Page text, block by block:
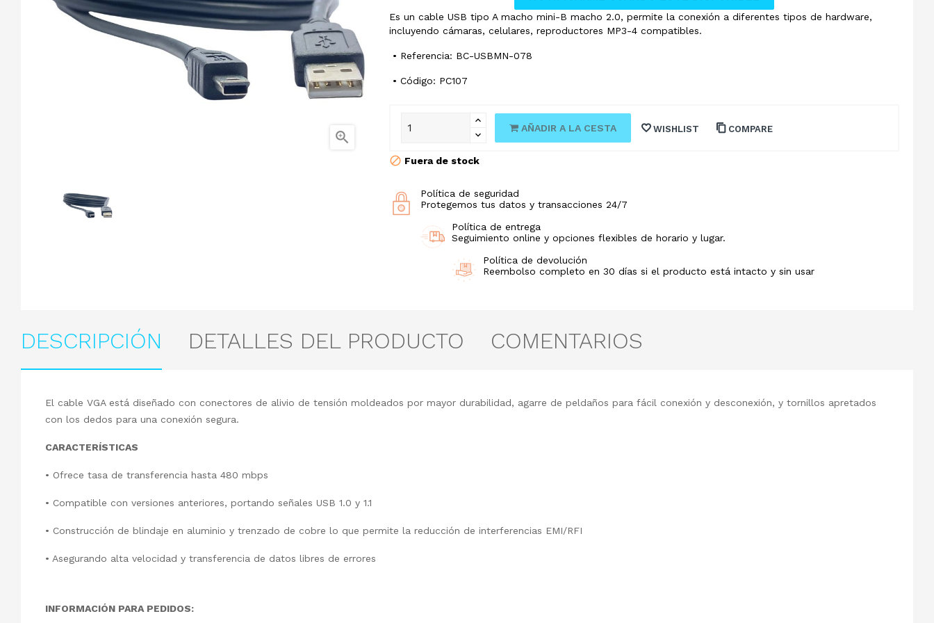

Es un cable USB tipo A macho mini-B macho 2.0, permite la conexión a diferentes tipos de hardware,
incluyendo cámaras, celulares, reproductores MP3-4 compatibles.
• Referencia: BC-USBMN-078
• Código: PC107
AÑADIR A LA CESTA WISHLIST COMPARE
Fuera de stock
Política de seguridad
Protegemos tus datos y transacciones 24/7
Política de entrega
Seguimiento online y opciones flexibles de horario y lugar.
Política de devolución
Reembolso completo en 30 días si el producto está intacto y sin usar
DESCRIPCIÓN DETALLES DEL PRODUCTO COMENTARIOS
El cable VGA está diseñado con conectores de alivio de tensión moldeados por mayor durabilidad, agarre de peldaños para fácil conexión y desconexión, y tornillos apretados
con los dedos para una conexión segura.
CARACTERÍSTICAS
• Ofrece tasa de transferencia hasta 480 mbps
• Compatible con versiones anteriores, portando señales USB 1.0 y 1.1
• Construcción de blindaje en aluminio y trenzado de cobre lo que permite la reducción de interferencias EMI/RFI
• Asegurando alta velocidad y transferencia de datos libres de errores
INFORMACIÓN PARA PEDIDOS: